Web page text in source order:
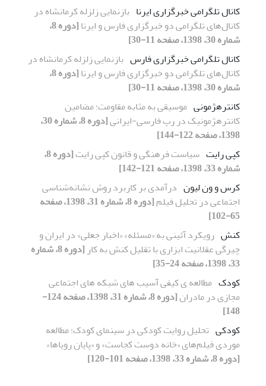
کانال تلگرامی خبرگزاری ایرنا بازنمایی زلزله کرمانشاه در
کانال‌های تلگرامی دو خبرگزاری فارس و ایرنا
[دوره 8،
شماره 30، 1398، صفحه 11-30]
کانال تلگرامی خبرگزاری فارس بازنمایی زلزله کرمانشاه در
کانال‌های تلگرامی دو خبرگزاری فارس و ایرنا
[دوره 8،
شماره 30، 1398، صفحه 11-30]
کانترهژمونی موسیقی به مثابه مقاومت؛ مضامین
کانترهژمونیک در رپ فارسی-ایرانی
[دوره 8، شماره 30،
1398، صفحه 122-144]
کپی رایت سیاست فرهنگی و قانون کپی رایت
[دوره 8،
شماره 33، 1398، صفحه 121-142]
کرس و ون لیون درآمدی بر کاربرد روش نشانه‌شناسی
اجتماعی در تحلیل فیلم
[دوره 8، شماره 31، 1398، صفحه
65-102]
کنش رویکرد آئینی به «مسئله» «اخبار جعلی» در ایران و
چیرگی عقلانیت ابزاری با تقلیل کنش به کار
[دوره 8، شماره
33، 1398، صفحه 24-35]
کودک مطالعه ی کیفی آسیب های شبکه های اجتماعی
مجازی در مادران
[دوره 8، شماره 31، 1398، صفحه 124-
148]
کودکی تحلیل روایت کودکی در سینمای کودک؛ مطالعه
موردی فیلم‌های «خانه دوست کجاست» و «پایان رویاها»
[دوره 8، شماره 33، 1398، صفحه 101-120]